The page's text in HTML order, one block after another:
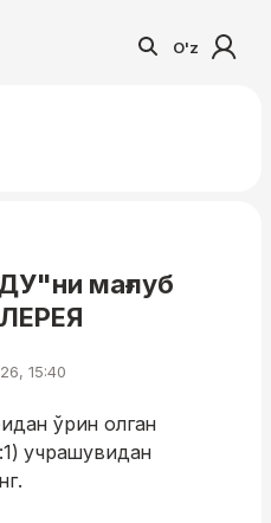
O'z
мағлуб
15:40
ўрин олган
учрашувидан